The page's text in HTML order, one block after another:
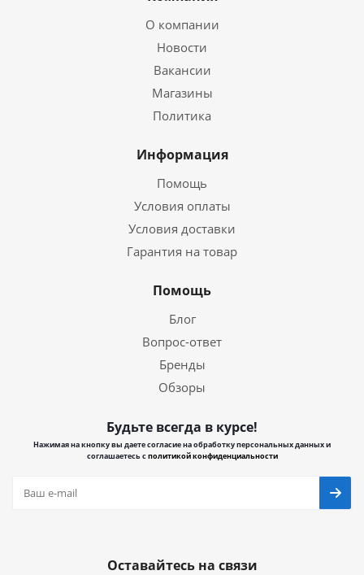
О компании
Новости
Вакансии
Магазины
Политика
Информация
Помощь
Условия оплаты
Условия доставки
Гарантия на товар
Помощь
Блог
Вопрос-ответ
Бренды
Обзоры
Будьте всегда в курсе!
Нажимая на кнопку вы даете согласие на обработку персональных данных и
соглашаетесь сполитикой конфиденциальности
Оставайтесь на связи